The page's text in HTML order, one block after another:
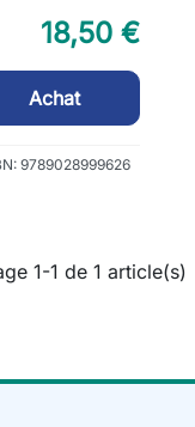
18,50 €
Achat
9789028999626
1-1 de 1 article(s)